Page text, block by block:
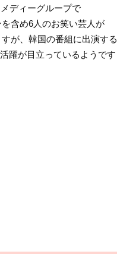
ディーグループで
を含め6人のお笑い芸人が
が、韓国の番組に出演す
躍が目立っているようです